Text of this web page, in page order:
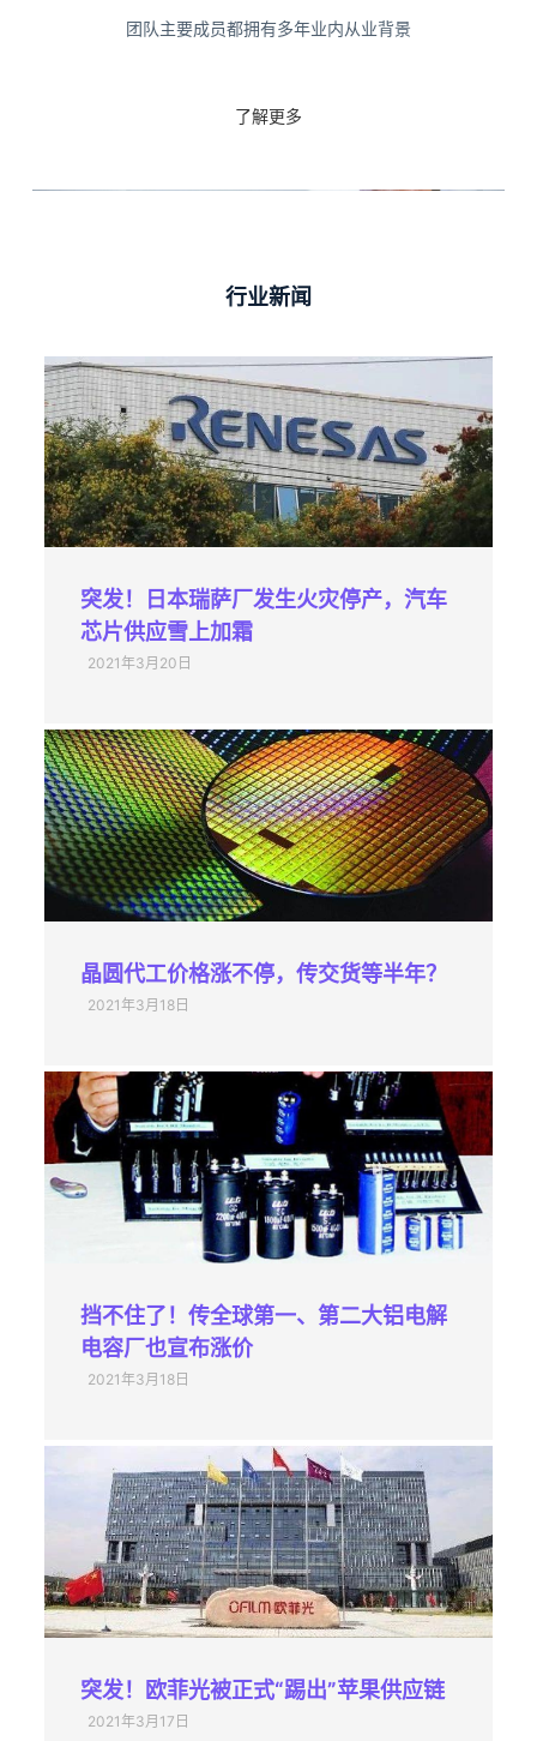
团队主要成员都拥有多年业内从业背景
了解更多
行业新闻
突发！日本瑞萨厂发生火灾停产，汽车
芯片供应雪上加霜
2021年3月20日
晶圆代工价格涨不停，传交货等半年？
2021年3月18日
挡不住了！传全球第一、第二大铝电解
电容厂也宣布涨价
2021年3月18日
突发！欧菲光被正式“踢出”苹果供应链
2021年3月17日